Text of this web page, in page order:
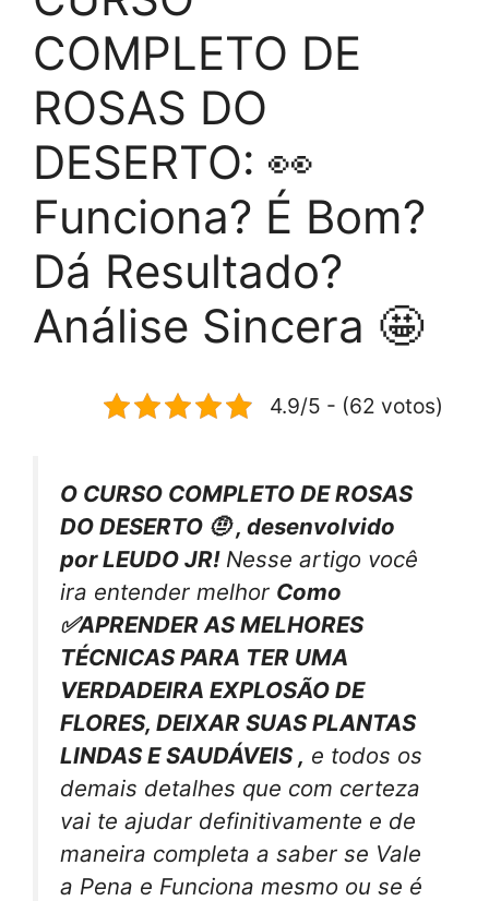
COMPLETO DE
ROSAS DO
DESERTO: 👀
Funciona? É Bom?
Dá Resultado?
Análise Sincera 🤩
4.9/5 - (62 votos)
O CURSO COMPLETO DE ROSAS
DO DESERTO 🤨 , desenvolvido
por LEUDO JR! Nesse artigo você
ira entender melhor Como
✅APRENDER AS MELHORES
TÉCNICAS PARA TER UMA
VERDADEIRA EXPLOSÃO DE
FLORES, DEIXAR SUAS PLANTAS
LINDAS E SAUDÁVEIS , e todos os
demais detalhes que com certeza
vai te ajudar definitivamente e de
maneira completa a saber se Vale
a Pena e Funciona mesmo ou se é